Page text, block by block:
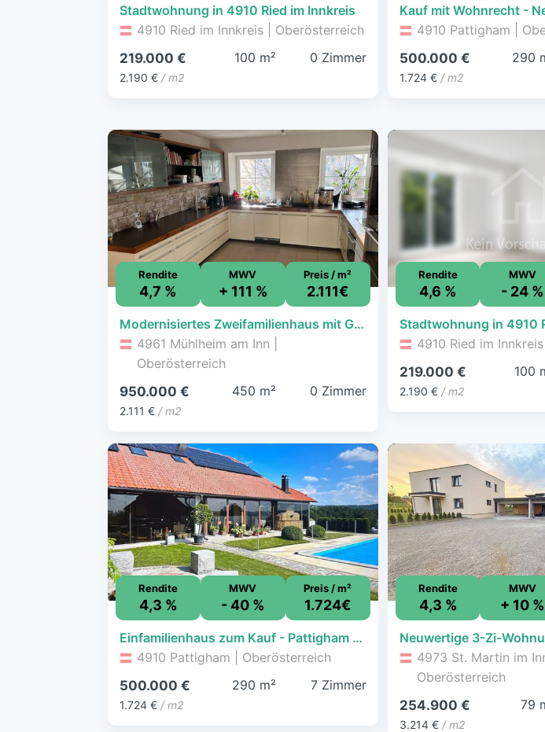
Stadtwohnung in 4910 Ried im Innkreis
4910 Ried im Innkreis | Oberösterreich
219.000 €
2.190 € / m2
100 m² 0 Zimmer
4910 Pattigham |
500.000 €
1.724 €/ m2
290
Rendite
4,7 %
MWV
+ 111 %
Preis / m²
2.111€
Modernisiertes Zweifamilienhaus mit Garage und großzügiger Halle!
4961 Mühlheim am Inn |
Oberösterreich
950.000 €
2.111 € / m2
450 m² 0 Zimmer
Rendite
4,6 %
MWV
- 24 %
Stadtwohnung in 4910
4910 Ried im
219.000 €
2.190 €/ m2
100
Rendite
4,3 %
MWV
- 40 %
Preis / m²
1.724€
Einfamilienhaus zum Kauf - Pattigham - 500.000 € - 7 Zimmer, 290 m², 1.016 m² Grundstück
4910 Pattigham | Oberösterreich
500.000 €
1.724 € / m2
290 m² 7 Zimmer
Rendite
4,3 %
MWV
+ 10 %
4973 St. Martin im
Oberösterreich
254.900 €
3.214 €/ m2
79